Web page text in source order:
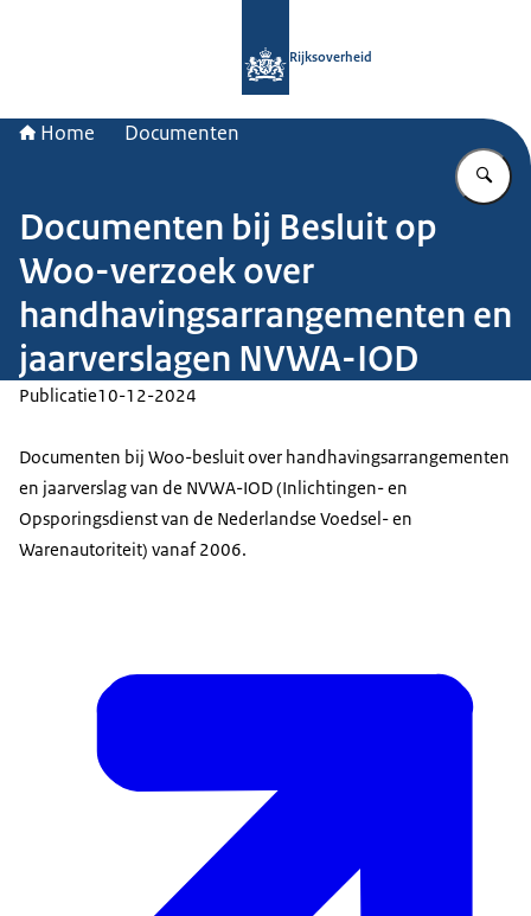
Rijksoverheid
Home Documenten
Documenten bij Besluit op
Woo-verzoek over
handhavingsarrangementen en
jaarverslagen NVWA-IOD
Publicatie10-12-2024
Documenten bij Woo-besluit over handhavingsarrangementen
en jaarverslag van de NVWA-IOD (Inlichtingen- en
Opsporingsdienst van de Nederlandse Voedsel- en
Warenautoriteit) vanaf 2006.